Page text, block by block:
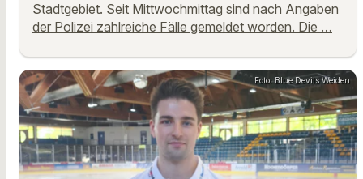
Stadtgebiet. Seit Mittwochmittag sind nach Angaben
der Polizei zahlreiche Fälle gemeldet worden. Die …
Foto: Blue Devils Weiden